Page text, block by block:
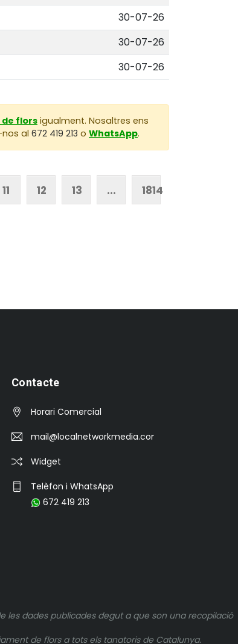
30-07-26
30-07-26
30-07-26
de flors igualment. Nosaltres ens
al 672 419 213 o WhatsApp.
11 12 13 ... 1814
Contacte
Horari Comercial
mail@localnetworkmedia.com
Widget
Telèfon i WhatsApp
672 419 213
les dades publicades degut a que son una recopilació
de flors a tots els tanatoris de Catalunya.